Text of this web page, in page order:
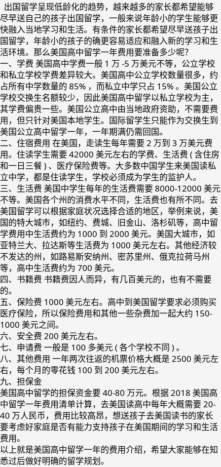
出国留学呈现低龄化的趋势，越来越多的家长都希望能够
尽早送自己的孩子出国留学，一般来说年龄小的学生能够更
快融入当地学习和生活。有条件的家长都希望尽早送孩子出
国留学，年龄小的孩子的确更容易适应和融入新的学习和生
活环境。那么美国高中留学一年费用要准备多少呢？
一、学费 美国高中学费一般 1 万 -5 万美元不等，公立学校
和私立学校学费差异较大。美国高中公立学校数量很多，约
占所有中学数量的 85% ，而私立中学只占 15% 。美国公立
学校交换生名额较少，因此美国高中留学以私立学校为主，
其学费偏贵一些。美国公立高中由当地政府资助，不需要费
用，但只针对美国本地学生。国际留学生只能作为交换生到
美国公立高中留学一年，一年期满仍需回国。
二、住宿费用 在美国，走读生每年需要 2 万到 3 万美元费
用。住读学生需要 42000 美元左右的学费、生活费 ( 含住房
和一日三餐 ) 、医疗保险费等。大多数中国学生来美国读私
立中学，都是住读学生，学校必须成为学生的监护人。
三、生活费 美国中学生每年的生活费需要 8000-12000 美元
不等。美国各个州的消费水平不同，生活费也有所不同。去
美国留学可以根据家庭状况选择合适的地区，举例来说，美
国的特大城市，如纽约、费城、旧金山、洛杉矶等，高中留
学费用中生活费约为 1000 到 2000 美元。美国大城市，如
亚特兰大、拉达斯等生活费为 1000 美元左右。其他经济较
不发达的州，如路易斯安纳州、密苏里州、俄克拉荷马州
等，高中生活费约为 700 美元。
四、书籍费 书籍费因人而异，有几百美元的，也有不需要
的。
五、保险费 1000 美元左右。高中到美国留学要求必须购买
医疗保险，所以保险费用和其他一些杂费加一起大约 150-
1000 美元之间。
六、安全费 200 美元左右。
七、申请费 一般是 100 多美元 ( 各个学校不同 ) 。
八、其他费用 一年两次往返的机票价格大概是 2500 美元左
右，每个月的零花钱 100 到 200 美元左右。
九、担保金
美国高中留学的担保资金要 40-80 万元。根据 2018 美国高
中留学一年费用清单计算，去美国读高中每年大概需要 20-
40 万人民币，费用比较高昂，想送孩子去美国读书的家长
要考虑好家庭是否有能力支持孩子在美国期间的学习和生活
费用。
以上就是美国高中留学一年的费用介绍，希望大家能够在知
悉过后做好明确的留学规划。